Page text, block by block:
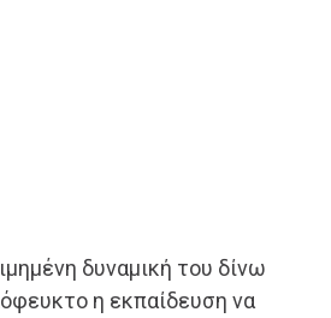
δυναμική του δίνω
η εκπαίδευση να